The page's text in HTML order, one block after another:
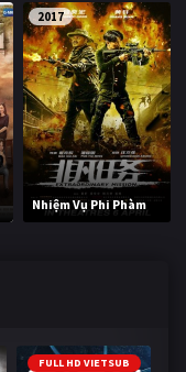
2017
Nhiệm Vụ Phi Phàm
FULL HD VIETSUB